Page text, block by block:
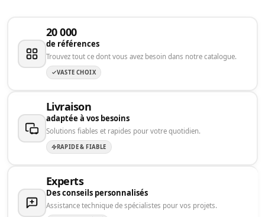
20 000
de références
Trouvez tout ce dont vous avez besoin dans notre catalogue.
VASTE CHOIX
Livraison
adaptée à vos besoins
Solutions fiables et rapides pour votre quotidien.
RAPIDE & FIABLE
Experts
Des conseils personnalisés
Assistance technique de spécialistes pour vos projets.